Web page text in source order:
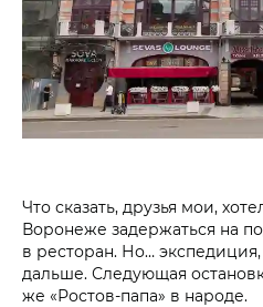
Что сказать, друзья мои,
Воронеже задержаться на
в ресторан. Но…
дальше. Следующая
же «Ростов-папа» в народе.